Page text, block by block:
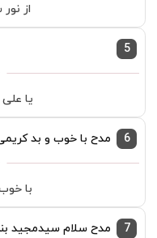
از
5
یا
6 مدح با خوب و بد
با
7 مدح سلام سیدمجید